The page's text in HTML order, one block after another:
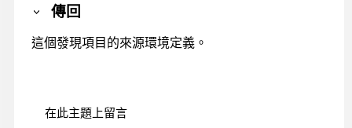
傳回
這個發現項目的來源環境定義。
在此主題上留言